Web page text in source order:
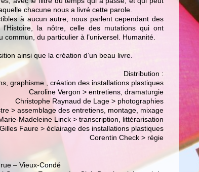
chacune nous a livré cette parole.
à aucun autre, nous parlent cependant des
la nôtre, celle des mutations qui ont
du particulier à l’universel. Humanité.
ainsi que la création d’un beau livre.
Distribution :
graphisme , création des installations plastiques
Caroline Vergon > entretiens, dramaturgie
Christophe Raynaud de Lage > photographies
> assemblage des entretiens, montage, mixage
Madeleine Linck > transcription, littérarisation
Gilles Faure > éclairage des installations plastiques
Corentin Check > régie
– Vieux-Condé